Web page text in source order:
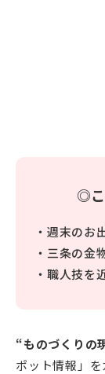
◎こ
・週末のお
・三条の金
・職人技を
“ものづくりの
ポット情報」を